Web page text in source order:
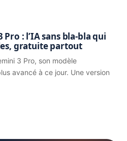
: l’IA sans bla-bla qui
gratuite partout
3 Pro, son modèle
avancé à ce jour. Une version